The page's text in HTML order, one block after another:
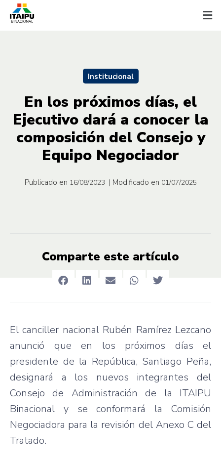
Institucional
En los próximos días, el
Ejecutivo dará a conocer la
composición del Consejo y
Equipo Negociador
Publicado en 16/08/2023 | Modificado en 01/07/2025
Comparte este artículo
El canciller nacional Rubén Ramírez Lezcano
anunció que en los próximos días el
presidente de la República, Santiago Peña,
designará a los nuevos integrantes del
Consejo de Administración de la ITAIPU
Binacional y se conformará la Comisión
Negociadora para la revisión del Anexo C del
Tratado.